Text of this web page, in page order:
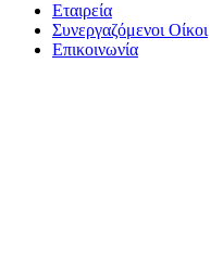
Εταιρεία
Συνεργαζόμενοι Οίκοι
Επικοινωνία